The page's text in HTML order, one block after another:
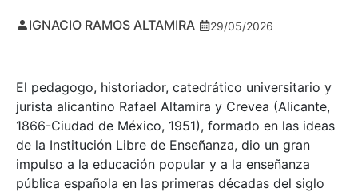
IGNACIO RAMOS ALTAMIRA 29/05/2026
El pedagogo, historiador, catedrático universitario y
jurista alicantino Rafael Altamira y Crevea (Alicante,
1866-Ciudad de México, 1951), formado en las ideas
de la Institución Libre de Enseñanza, dio un gran
impulso a la educación popular y a la enseñanza
pública española en las primeras décadas del siglo